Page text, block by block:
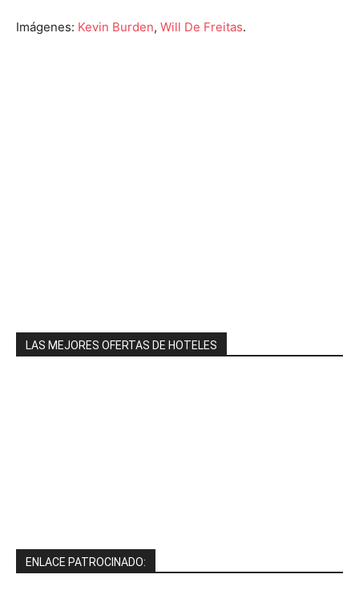
Imágenes: Kevin Burden, Will De Freitas.
LAS MEJORES OFERTAS DE HOTELES
ENLACE PATROCINADO: